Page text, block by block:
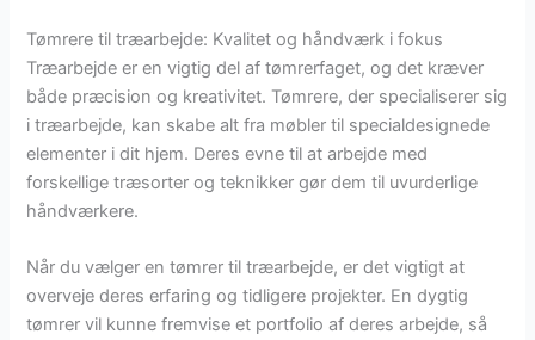
Tømrere til træarbejde: Kvalitet og håndværk i fokus
Træarbejde er en vigtig del af tømrerfaget, og det kræver
både præcision og kreativitet. Tømrere, der specialiserer sig
i træarbejde, kan skabe alt fra møbler til specialdesignede
elementer i dit hjem. Deres evne til at arbejde med
forskellige træsorter og teknikker gør dem til uvurderlige
håndværkere.
Når du vælger en tømrer til træarbejde, er det vigtigt at
overveje deres erfaring og tidligere projekter. En dygtig
tømrer vil kunne fremvise et portfolio af deres arbejde, så